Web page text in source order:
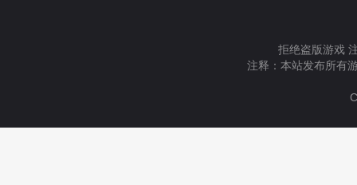
拒绝盗版游戏
注释：本站发布所有